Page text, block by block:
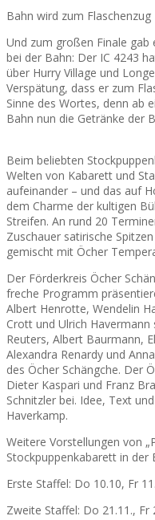
Bahn wird zum Flaschenzug
Und zum großen Finale
bei der Bahn: Der IC 4243
über Hurry Village und
Verspätung, dass er zum
Sinne des Wortes, denn ab
Bahn nun die Getränke der
Beim beliebten
Welten von Kabarett und
aufeinander – und das auf
dem Charme der kultigen
Streifen. An rund 20
Zuschauer satirische
gemischt mit Öcher
Der Förderkreis Öcher
freche Programm
Albert Henrotte, Wendelin
Crott und Ulrich
Reuters, Albert Baurmann,
Alexandra Renardy und
des Öcher Schängche. Der
Dieter Kaspari und Franz
Schnitzler bei. Idee, Text
Haverkamp.
Weitere Vorstellungen von
Stockpuppenkabarett in der
Erste Staffel: Do 10.10, Fr
Zweite Staffel: Do 21.11., Fr